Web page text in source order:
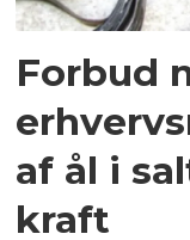
Forbud
af ål i
kraft